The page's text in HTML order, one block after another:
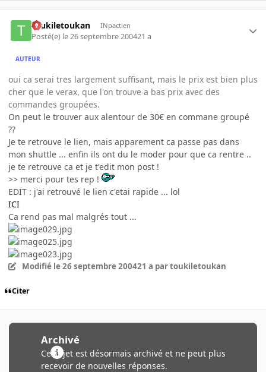
toukiletoukan INpactien
Posté(e) le 26 septembre 200421 a
AUTEUR
oui ca serai tres largement suffisant, mais le prix est bien plus
cher que le verax, que l'on trouve a bas prix avec des
commandes groupées.
On peut le trouver aux alentour de 30€ en commane groupé
??
Je te retrouve le lien, mais apparement ca passe pas dans
mon shuttle ... enfin ils ont du le moder pour que ca rentre ..
je te retrouve ca et je t'edit mon post !
>> merci pour tes rep !
EDIT : j'ai retrouvé le lien c'etai rapide ... lol
ICI
Ca rend pas mal malgrés tout ...
Modifié le 26 septembre 200421 a par toukiletoukan
Citer
Archivé
Ce sujet est désormais archivé et ne peut plus
recevoir de nouvelles réponses.